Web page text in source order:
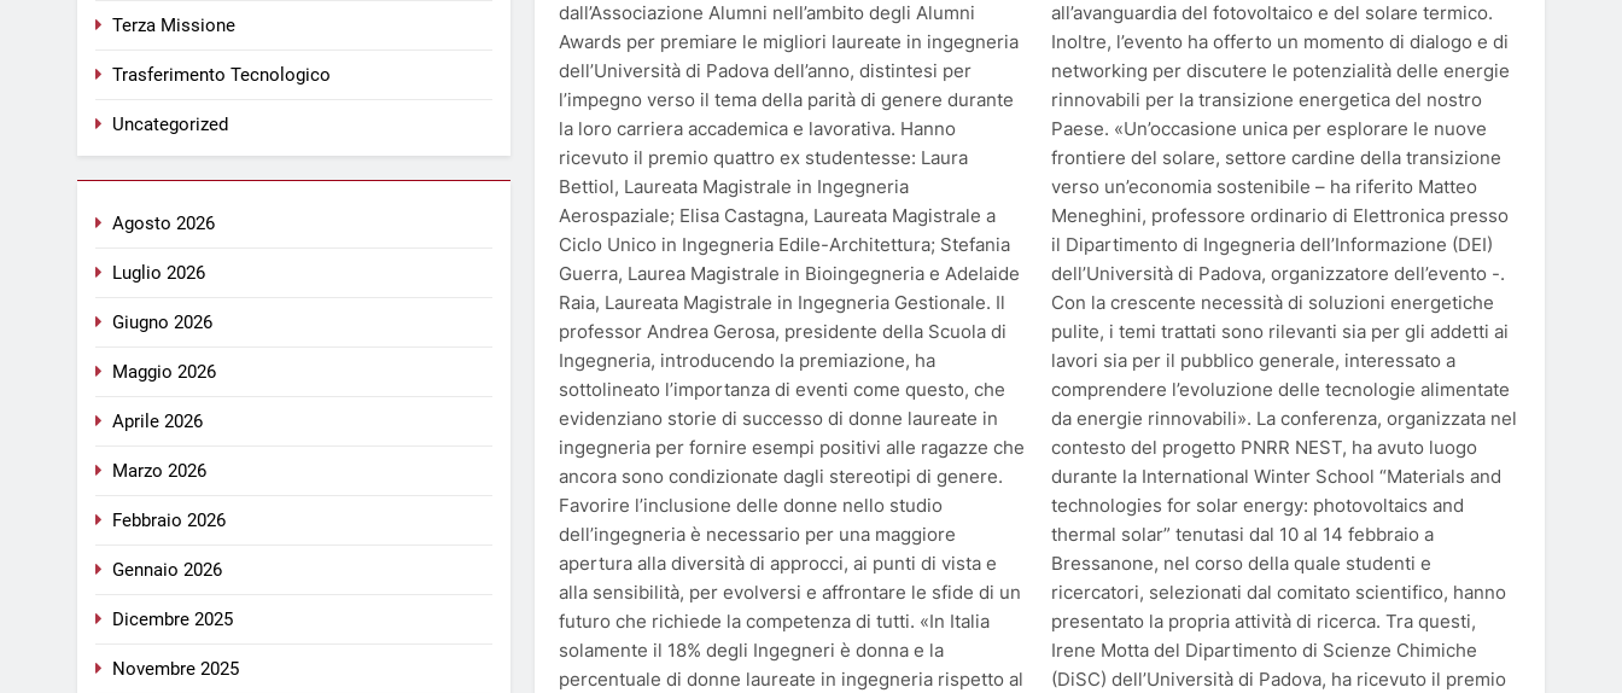
Terza Missione
Trasferimento Tecnologico
Uncategorized
Agosto 2026
Luglio 2026
Giugno 2026
Maggio 2026
Aprile 2026
Marzo 2026
Febbraio 2026
Gennaio 2026
Dicembre 2025
Novembre 2025
dall’Associazione Alumni nell’ambito degli Alumni
Awards per premiare le migliori laureate in ingegneria
dell’Università di Padova dell’anno, distintesi per
l’impegno verso il tema della parità di genere durante
la loro carriera accademica e lavorativa. Hanno
ricevuto il premio quattro ex studentesse: Laura
Bettiol, Laureata Magistrale in Ingegneria
Aerospaziale; Elisa Castagna, Laureata Magistrale a
Ciclo Unico in Ingegneria Edile-Architettura; Stefania
Guerra, Laurea Magistrale in Bioingegneria e Adelaide
Raia, Laureata Magistrale in Ingegneria Gestionale. Il
professor Andrea Gerosa, presidente della Scuola di
Ingegneria, introducendo la premiazione, ha
sottolineato l’importanza di eventi come questo, che
evidenziano storie di successo di donne laureate in
ingegneria per fornire esempi positivi alle ragazze che
ancora sono condizionate dagli stereotipi di genere.
Favorire l’inclusione delle donne nello studio
dell’ingegneria è necessario per una maggiore
apertura alla diversità di approcci, ai punti di vista e
alla sensibilità, per evolversi e affrontare le sfide di un
futuro che richiede la competenza di tutti. «In Italia
solamente il 18% degli Ingegneri è donna e la
percentuale di donne laureate in ingegneria rispetto al
all’avanguardia del fotovoltaico e del solare termico.
Inoltre, l’evento ha offerto un momento di dialogo e di
networking per discutere le potenzialità delle energie
rinnovabili per la transizione energetica del nostro
Paese. «Un’occasione unica per esplorare le nuove
frontiere del solare, settore cardine della transizione
verso un’economia sostenibile – ha riferito Matteo
Meneghini, professore ordinario di Elettronica presso
il Dipartimento di Ingegneria dell’Informazione (DEI)
dell’Università di Padova, organizzatore dell’evento -.
Con la crescente necessità di soluzioni energetiche
pulite, i temi trattati sono rilevanti sia per gli addetti ai
lavori sia per il pubblico generale, interessato a
comprendere l’evoluzione delle tecnologie alimentate
da energie rinnovabili». La conferenza, organizzata nel
contesto del progetto PNRR NEST, ha avuto luogo
durante la International Winter School “Materials and
technologies for solar energy: photovoltaics and
thermal solar” tenutasi dal 10 al 14 febbraio a
Bressanone, nel corso della quale studenti e
ricercatori, selezionati dal comitato scientifico, hanno
presentato la propria attività di ricerca. Tra questi,
Irene Motta del Dipartimento di Scienze Chimiche
(DiSC) dell’Università di Padova, ha ricevuto il premio